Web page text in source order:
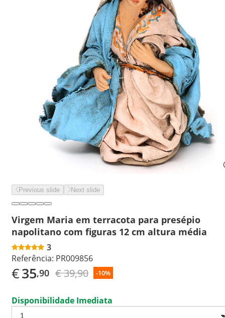
Previous slide Next slide
Virgem Maria em terracota para presépio
napolitano com figuras 12 cm altura média
3
Referência: PR009856
€35,90 € 39,90 -10%
Disponibilidade Imediata